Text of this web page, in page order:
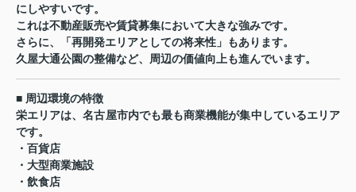
にしやすいです。
これは不動産販売や賃貸募集において大きな強みです。
さらに、「再開発エリアとしての将来性」もあります。
久屋大通公園の整備など、周辺の価値向上も進んでいます。
■ 周辺環境の特徴
栄エリアは、名古屋市内でも最も商業機能が集中しているエリア
です。
・百貨店
・大型商業施設
・飲食店